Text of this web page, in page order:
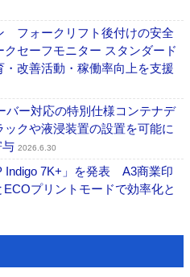
フォークリフト後付けの安全
セーフモニター スタンダード
改善活動・稼働率向上を支援
ー対応の特別仕様コンテナデ
クや液浸装置の設置を可能に
与 2026.6.30
7K+」を発表 A3商業印
プリントモードで効率化と